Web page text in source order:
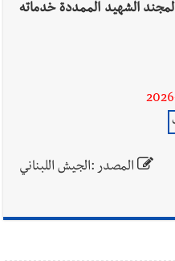
توكتوك وتغريم صاحبهما
الشهيد الممددة خدماته
المصدر :الجيش اللبناني